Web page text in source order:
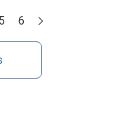
5 6